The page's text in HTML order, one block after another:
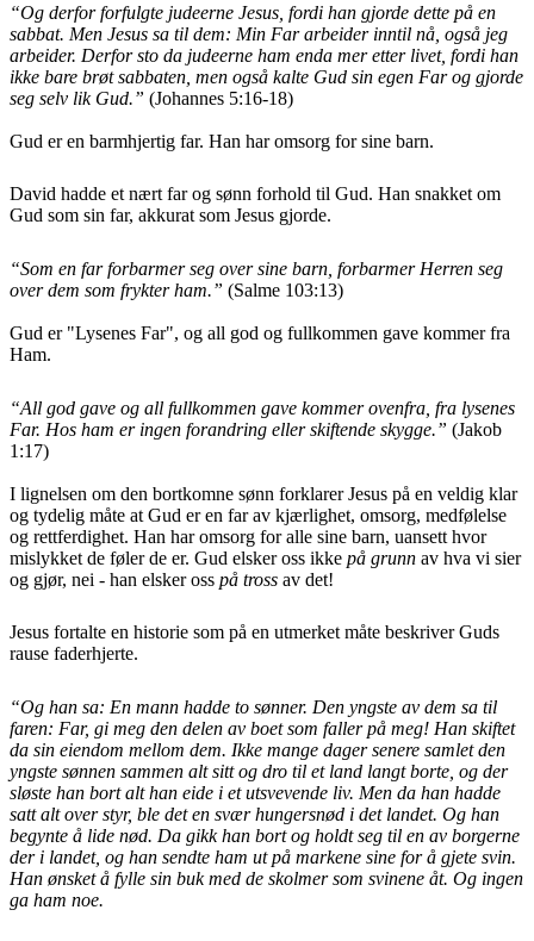
“Og derfor forfulgte judeerne Jesus, fordi han gjorde dette på en
sabbat. Men Jesus sa til dem: Min Far arbeider inntil nå, også jeg
arbeider. Derfor sto da judeerne ham enda mer etter livet, fordi han
ikke bare brøt sabbaten, men også kalte Gud sin egen Far og gjorde
seg selv lik Gud.” (Johannes 5:16-18)
Gud er en barmhjertig far. Han har omsorg for sine barn.
David hadde et nært far og sønn forhold til Gud. Han snakket om
Gud som sin far, akkurat som Jesus gjorde.
“Som en far forbarmer seg over sine barn, forbarmer Herren seg
over dem som frykter ham.” (Salme 103:13)
Gud er "Lysenes Far", og all god og fullkommen gave kommer fra
Ham.
“All god gave og all fullkommen gave kommer ovenfra, fra lysenes
Far. Hos ham er ingen forandring eller skiftende skygge.” (Jakob
1:17)
I lignelsen om den bortkomne sønn forklarer Jesus på en veldig klar
og tydelig måte at Gud er en far av kjærlighet, omsorg, medfølelse
og rettferdighet. Han har omsorg for alle sine barn, uansett hvor
mislykket de føler de er. Gud elsker oss ikke på grunn av hva vi sier
og gjør, nei - han elsker oss på tross av det!
Jesus fortalte en historie som på en utmerket måte beskriver Guds
rause faderhjerte.
“Og han sa: En mann hadde to sønner. Den yngste av dem sa til
faren: Far, gi meg den delen av boet som faller på meg! Han skiftet
da sin eiendom mellom dem. Ikke mange dager senere samlet den
yngste sønnen sammen alt sitt og dro til et land langt borte, og der
sløste han bort alt han eide i et utsvevende liv. Men da han hadde
satt alt over styr, ble det en svær hungersnød i det landet. Og han
begynte å lide nød. Da gikk han bort og holdt seg til en av borgerne
der i landet, og han sendte ham ut på markene sine for å gjete svin.
Han ønsket å fylle sin buk med de skolmer som svinene åt. Og ingen
ga ham noe.